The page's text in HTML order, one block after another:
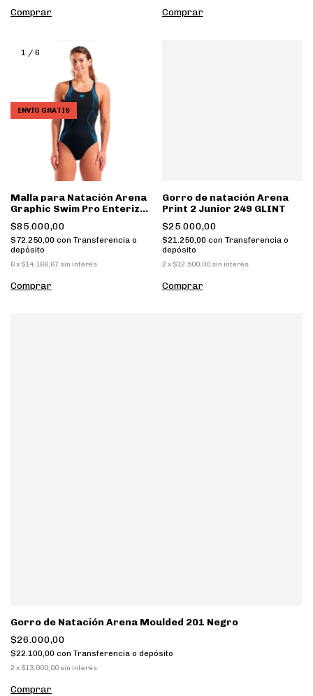
Comprar Comprar
1 / 6
ENVÍO GRATIS
Malla para Natación Arena
Graphic Swim Pro Enteriza
LB 580
$85.000,00
$72.250,00 con Transferencia o
depósito
6x $14.166,67 sin interés
Comprar
Gorro de natación Arena
Print 2 Junior 249 GLINT
$25.000,00
$21.250,00 con Transferencia o
depósito
2 x $12.500,00 sin interés
Comprar
Gorro de Natación Arena Moulded 201 Negro
$26.000,00
$22.100,00 con Transferencia o depósito
2 x $13.000,00 sin interés
Comprar